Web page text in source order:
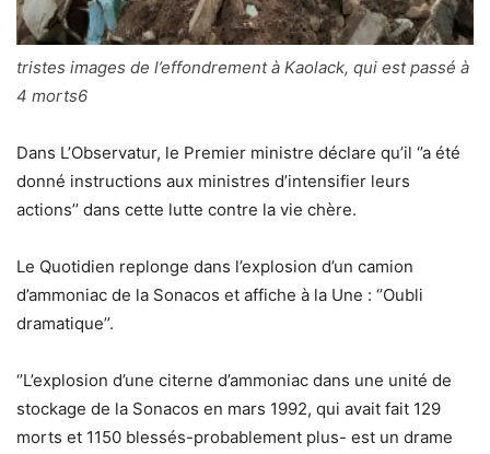
tristes images de l’effondrement à Kaolack, qui est passé à
4 morts6
Dans L’Observatur, le Premier ministre déclare qu’il ‘’a été
donné instructions aux ministres d’intensifier leurs
actions’’ dans cette lutte contre la vie chère.
Le Quotidien replonge dans l’explosion d’un camion
d’ammoniac de la Sonacos et affiche à la Une : ‘’Oubli
dramatique’’.
‘’L’explosion d’une citerne d’ammoniac dans une unité de
stockage de la Sonacos en mars 1992, qui avait fait 129
morts et 1150 blessés-probablement plus- est un drame